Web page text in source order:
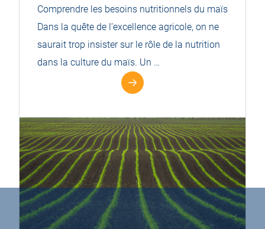
Comprendre les besoins nutritionnels du maïs
Dans la quête de l’excellence agricole, on ne
saurait trop insister sur le rôle de la nutrition
dans la culture du maïs. Un …